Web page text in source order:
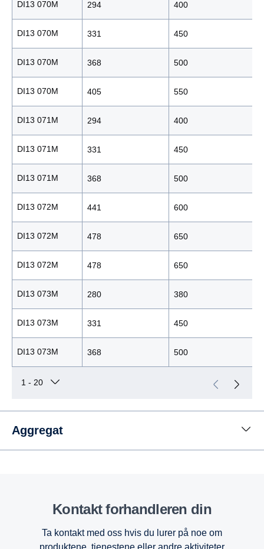
DI13 070M 294 400
DI13 070M 331 450
DI13 070M 368 500
DI13 070M 405 550
DI13 071M 294 400
DI13 071M 331 450
DI13 071M 368 500
DI13 072M 441 600
DI13 072M 478 650
DI13 072M 478 650
DI13 073M 280 380
DI13 073M 331 450
DI13 073M 368 500
Aggregat
Kontakt forhandleren din
Ta kontakt med oss hvis du lurer på noe om
produktene, tjenestene eller andre aktiviteter